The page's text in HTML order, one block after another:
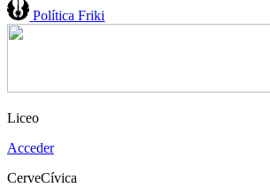
Política Friki
Liceo
Acceder
CerveCívica